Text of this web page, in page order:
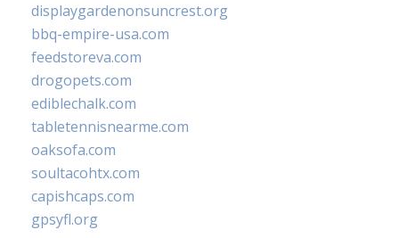
displaygardenonsuncrest.org
bbq-empire-usa.com
feedstoreva.com
drogopets.com
ediblechalk.com
tabletennisnearme.com
oaksofa.com
soultacohtx.com
capishcaps.com
gpsyfl.org